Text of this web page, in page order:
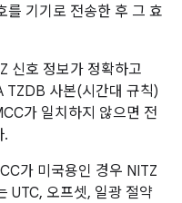
를 기기로 전송한 후 그 효
신호 정보가 정확하고
TZDB 사본(시간대 규칙)
가 일치하지 않으면 전
.
가 미국용인 경우 NITZ
UTC, 오프셋, 일광 절약